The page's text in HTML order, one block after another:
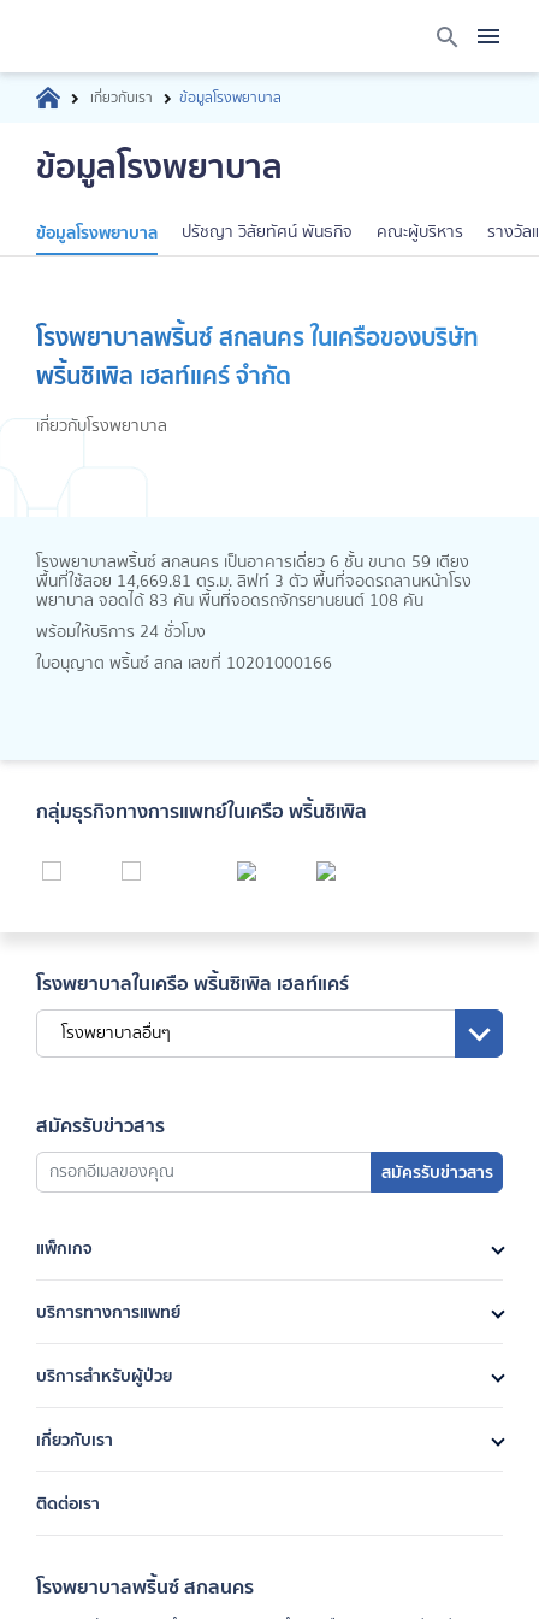
เกี่ยวกับเรา ข้อมูลโรงพยาบาล
ข้อมูลโรงพยาบาล
ข้อมูลโรงพยาบาล ปรัชญา วิสัยทัศน์ พันธกิจ คณะผู้บริหาร รางวัล
โรงพยาบาลพริ้นซ์ สกลนคร ในเครือของบริษัท
พริ้นซิเพิล เฮลท์แคร์ จำกัด
เกี่ยวกับโรงพยาบาล
โรงพยาบาลพริ้นซ์ สกลนคร เป็นอาคารเดี่ยว 6 ชั้น ขนาด 59 เตียง
พื้นที่ใช้สอย 14,669.81 ตร.ม. ลิฟท์ 3 ตัว พื้นที่จอดรถลานหน้าโรง
พยาบาล จอดได้ 83 คัน พื้นที่จอดรถจักรยานยนต์ 108 คัน
พร้อมให้บริการ 24 ชั่วโมง
ใบอนุญาต พริ้นซ์ สกล เลขที่ 10201000166
กลุ่มธุรกิจทางการแพทย์ในเครือ พริ้นซิเพิล
โรงพยาบาลในเครือ พริ้นซิเพิล เฮลท์แคร์
โรงพยาบาลอื่นๆ
สมัครรับข่าวสาร
สมัครรับข่าวสาร
แพ็กเกจ
บริการทางการแพทย์
บริการสำหรับผู้ป่วย
เกี่ยวกับเรา
ติดต่อเรา
โรงพยาบาลพริ้นซ์ สกลนคร